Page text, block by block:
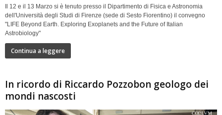
Il 12 e il 13 Marzo si è tenuto presso il Dipartimento di Fisica e Astronomia
dell'Università degli Studi di Firenze (sede di Sesto Fiorentino) il convegno
"LIFE Beyond Earth. Exploring Exoplanets and the Future of Italian
Astrobiology"
Continua a leggere
In ricordo di Riccardo Pozzobon geologo dei
mondi nascosti